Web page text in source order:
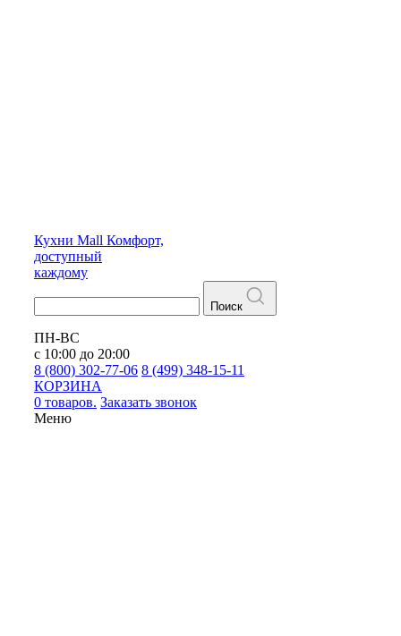
Кухни Mall Комфорт,
доступный
каждому
Поиск
ПН-ВС
с 10:00 до 20:00
8 (800) 302-77-06 8 (499) 348-15-11
КОРЗИНА
0 товаров. Заказать звонок
Меню